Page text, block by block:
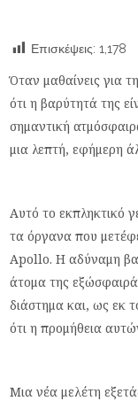
Επισκέψεις: 1,178
Όταν μαθαίνεις για
ότι η βαρύτητά της
σημαντική
μια λεπτή, εφήμερη
Αυτό το εκπληκτικό
τα όργανα που
Apollo. Η αδύναμη
άτομα της
διάστημα και, ως εκ
ότι η προμήθεια
Μια νέα μελέτη